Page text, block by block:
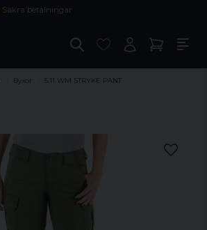
Säkra betalningar
Byxor 5.11 WM STRYKE PANT